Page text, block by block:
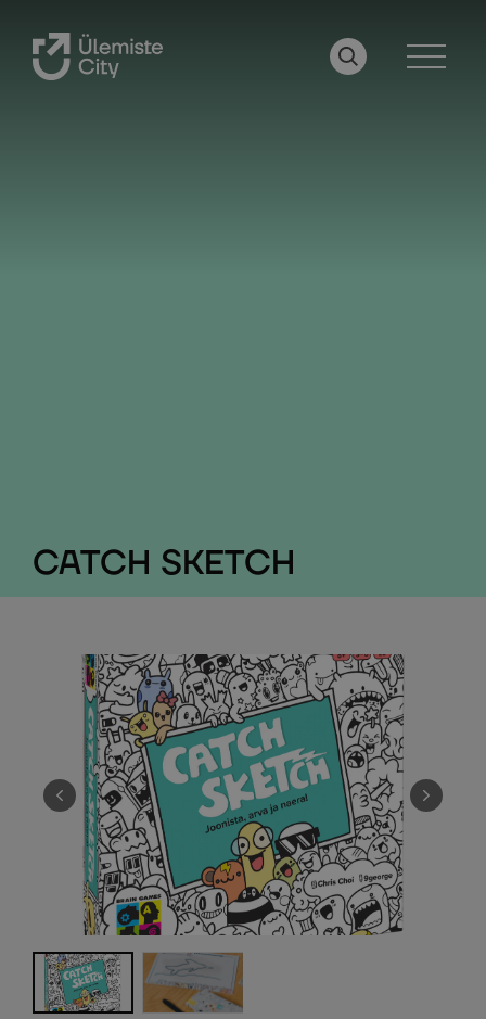
OTSI LEHELTMENÜÜ
CATCH SKETCH
EELMINE